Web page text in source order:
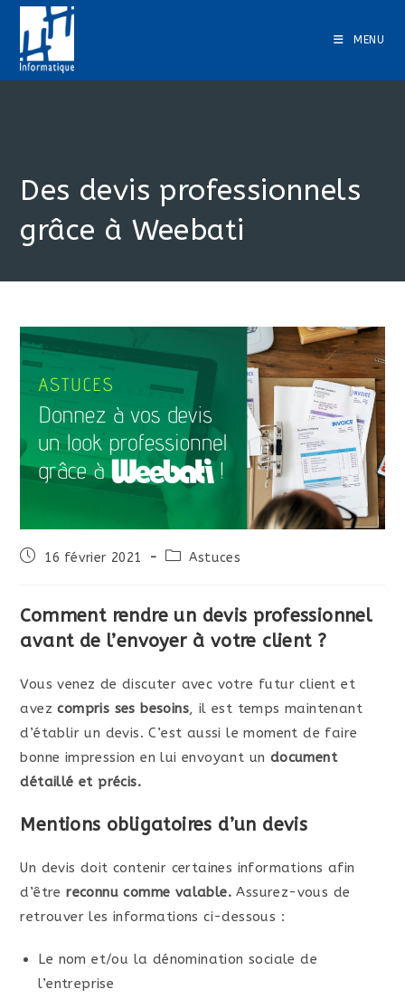
Skip
content
MENU
Des devis professionnels
grâce à Weebati
Publication
16 février 2021
PostAstuces
Comment rendre un devis professionnel
avant de l’envoyer à votre client ?
Vous venez de discuter avec votre futur client et
avezcompris ses besoins, il est temps maintenant
d’établir un devis. C’est aussi le moment de faire
bonne impression en lui envoyant un document
détaillé et précis.
Mentions obligatoires d’un devis
Un devis doit contenir certaines informations afin
d’êtrereconnu comme valable. Assurez-vous de
retrouver les informations ci-dessous :
Le nom et/ou la dénomination sociale de
l’entreprise